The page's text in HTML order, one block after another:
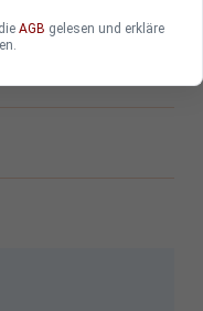
AGB gelesen und erkläre